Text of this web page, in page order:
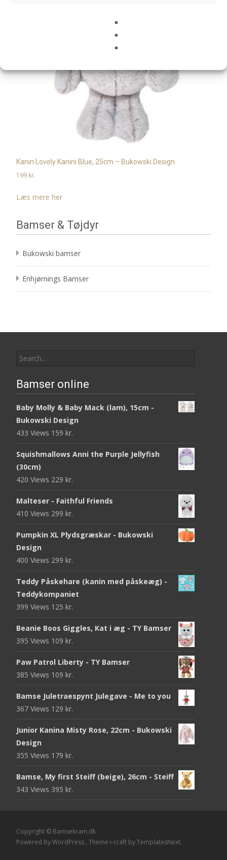
Kanin Lovely Kanini Blue, 25cm – Bukowski Design
199 kr.
Læs mere her
Bamser & Tøjdyr
Bukowski bamser
Enhjørnings Bamser
for:
Bamser online
Baby Molly & Baby Mack (lam), 15cm -
Bukowski Design
433 Views 159 kr.
Squishmallows Anni the Purple Jellyfish
(30cm)
420 Views 229 kr.
Malteser - Faithful Friends
410 Views 299 kr.
Pumpkin XL Plydsgræskar - Bukowski
Design
400 Views 299 kr.
Teddy Påskehare (kanin med påskeæg) -
Teddykompaniet
399 Views 125 kr.
Beanie Boos Giggles, Kat i æg - TY Bamser
395 Views 109 kr.
Paw Patrol Liberty - TY Bamser
385 Views 109 kr.
Bamse Juletraespynt Julegave - Me to you
367 Views 129 kr.
Junior Kanina Misty Rose, 22cm - Bukowski
Design
355 Views 179 kr.
Bamse, My first Steiff (beige), 26cm - Steiff
343 Views 395 kr.
Copyright © Bamsekram.dk
Powered by WordPress , Theme i-craft by TemplatesNext.